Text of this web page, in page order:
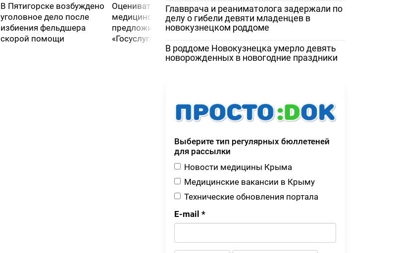
В Пятигорске возбуждено
уголовное дело после
избиения фельдшера
скорой помощи
Оценивать качество
медицинской помощи
предложили через портал
«Госуслуги»
«Жаловаться бесполезно»:
женщина сняла разруху в
Гатчинской межрайонной
больнице
Медработники
и Бастрыкину
Главврача и реаниматолога задержали по
делу о гибели девяти младенцев в
новокузнецком роддоме
В роддоме Новокузнецка умерло девять
новорожденных в новогодние праздники
Выберите тип регулярных бюллетеней
для рассылки
Новости медицины Крыма
Медицинские вакансии в Крыму
Технические обновления портала
E-mail *